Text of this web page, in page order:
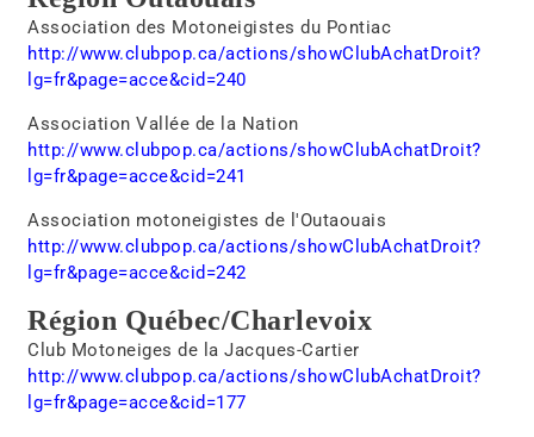
Association des Motoneigistes du Pontiac
http://www.clubpop.ca/actions/showClubAchatDroit?
lg=fr&page=acce&cid=240
Association Vallée de la Nation
http://www.clubpop.ca/actions/showClubAchatDroit?
lg=fr&page=acce&cid=241
Association motoneigistes de l'Outaouais
http://www.clubpop.ca/actions/showClubAchatDroit?
lg=fr&page=acce&cid=242
Région Québec/Charlevoix
Club Motoneiges de la Jacques-Cartier
http://www.clubpop.ca/actions/showClubAchatDroit?
lg=fr&page=acce&cid=177